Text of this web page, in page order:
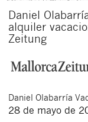
Daniel
alquiler
Zeitung
Daniel Olabarría
28 de mayo de